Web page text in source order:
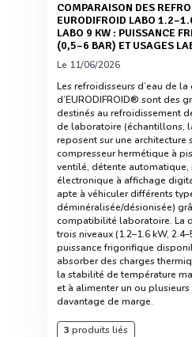
COMPARAISON DES REFROIDISSEURS D’EAU
EURODIFROID LABO
LABO 9 KW : PUISSANCE
(0,5–6 BAR) ET USAGES
Le 11/06/2026
Les refroidisseurs d’eau de la
d’EURODIFROID® sont des
destinés au refroidissement
de laboratoire (échantillons,
reposent sur une
compresseur hermétique à
ventilé, détente
électronique à affichage
apte à véhiculer différents
déminéralisée/désionisée)
compatibilité laboratoire. La
trois niveaux (1.2–1.6 kW,
puissance frigorifique
absorber des charges
la stabilité de température
et à alimenter un ou
davantage de marge.
3 produits liés